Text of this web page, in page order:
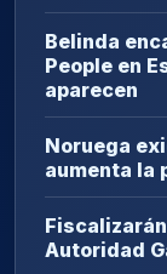
Belinda
People en
aparecen
Noruega
aumenta la
Autoridad